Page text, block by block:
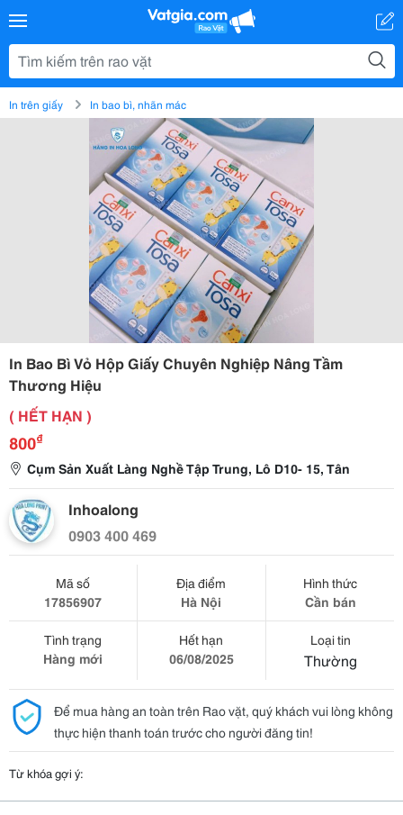
In trên giấy In bao bì, nhãn mác
In Bao Bì Vỏ Hộp Giấy Chuyên Nghiệp Nâng Tầm
Thương Hiệu
( HẾT HẠN )
800₫
Cụm Sản Xuất Làng Nghề Tập Trung, Lô D10- 15, Tân
Inhoalong
0903 400 469
Mã số
17856907
Địa điểm
Hà Nội
Hình thức
Cần bán
Tình trạng
Hàng mới
Hết hạn
06/08/2025
Loại tin
Thường
Để mua hàng an toàn trên Rao vặt, quý khách vui lòng không
thực hiện thanh toán trước cho người đăng tin!
Từ khóa gợi ý: